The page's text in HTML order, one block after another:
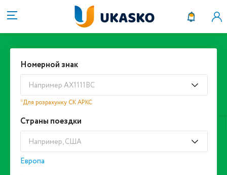
Номерной знак
Например АХ1111ВС
*Для розрахунку СК АРКС
Страны поездки
Например, США
Европа